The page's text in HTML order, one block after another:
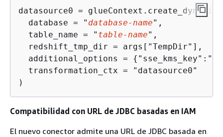
datasource0 =
  database = "
database-name",
  table_name = "
table-name",
  redshift_tmp_dir = args["TempDir"],
  additional_options =
{ "sse_kms_key":"<
  transformation_ctx = "datasource0"
)
Compatibilidad con URL de JDBC basadas en IAM
El nuevo conector admite una URL de JDBC basada en